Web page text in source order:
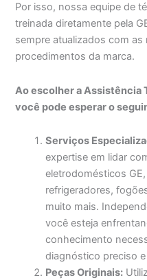
Por isso, nossa equipe de
treinada diretamente pela
sempre atualizados com
procedimentos da marca.
Ao escolher a Assistência
você pode esperar o
Serviços
expertise em lidar
eletrodomésticos
refrigeradores,
muito mais.
você esteja
conhecimento
diagnóstico preciso
Peças Originais: